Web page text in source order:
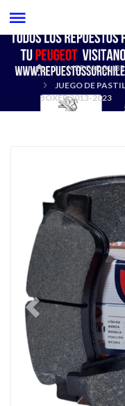
JUEGO DE
BOXER 2013-2023
Previous